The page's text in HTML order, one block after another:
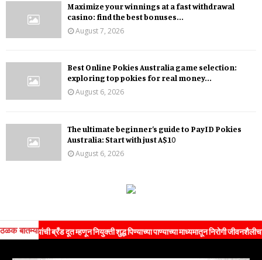
Maximize your winnings at a fast withdrawal
casino: find the best bonuses...
August 7, 2026
Best Online Pokies Australia game selection:
exploring top pokies for real money...
August 6, 2026
The ultimate beginner’s guide to PayID Pokies
Australia: Start with just A$10
August 6, 2026
ठळक बातम्या
यांची ब्रँड दूत म्हणून नियुक्ती शुद्ध पिण्याच्या पाण्याच्या माध्यमातून निरोगी जीवनशैलीचा संदेश